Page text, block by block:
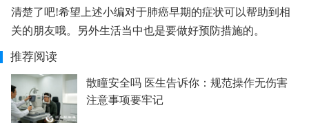
清楚了吧!希望上述小编对于肺癌早期的症状可以帮助到相
关的朋友哦。另外生活当中也是要做好预防措施的。
推荐阅读
散瞳安全吗 医生告诉你：规范操作无伤害
注意事项要牢记